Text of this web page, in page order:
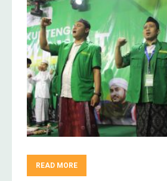
READ MORE